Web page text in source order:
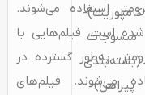
کامپوزیت)-
منسوجات
(بسته‌بندی
پیراهن)-
کاغذ سنتزی، تا 180 میکرومتر استفاده می‌شوند.
1 نشان داده شده است، فیلم‌هایی با
بین 15 تا 35 میکرومتر، به‌طور گسترده در
می‌شوند. فیلم‌های